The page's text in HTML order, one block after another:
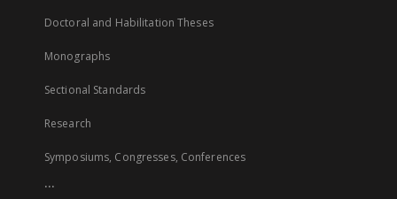
Doctoral and Habilitation Theses
Monographs
Sectional Standards
Research
Symposiums, Congresses, Conferences
...